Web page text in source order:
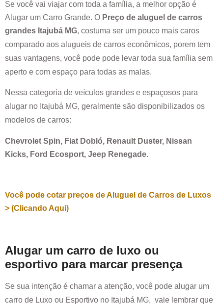
Se você vai viajar com toda a família, a melhor opção é
Alugar um Carro Grande. O Preço de aluguel de carros
grandes Itajubá MG, costuma ser um pouco mais caros
comparado aos alugueis de carros econômicos, porem tem
suas vantagens, você pode pode levar toda sua família sem
aperto e com espaço para todas as malas.
Nessa categoria de veículos grandes e espaçosos para
alugar no Itajubá MG, geralmente são disponibilizados os
modelos de carros:
Chevrolet Spin, Fiat Dobló, Renault Duster, Nissan
Kicks, Ford Ecosport, Jeep Renegade.
Você pode cotar preços de Aluguel de Carros de Luxos
> (Clicando Aqui)
Alugar um carro de luxo ou
esportivo para marcar presença
Se sua intenção é chamar a atenção, você pode alugar um
carro de Luxo ou Esportivo no Itajubá MG, vale lembrar que